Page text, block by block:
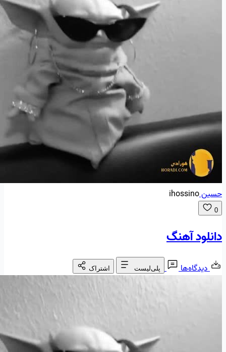
حسینihossino
0
دانلود آهنگ
دیدگاه‌ها پلی‌لیست اشتراک